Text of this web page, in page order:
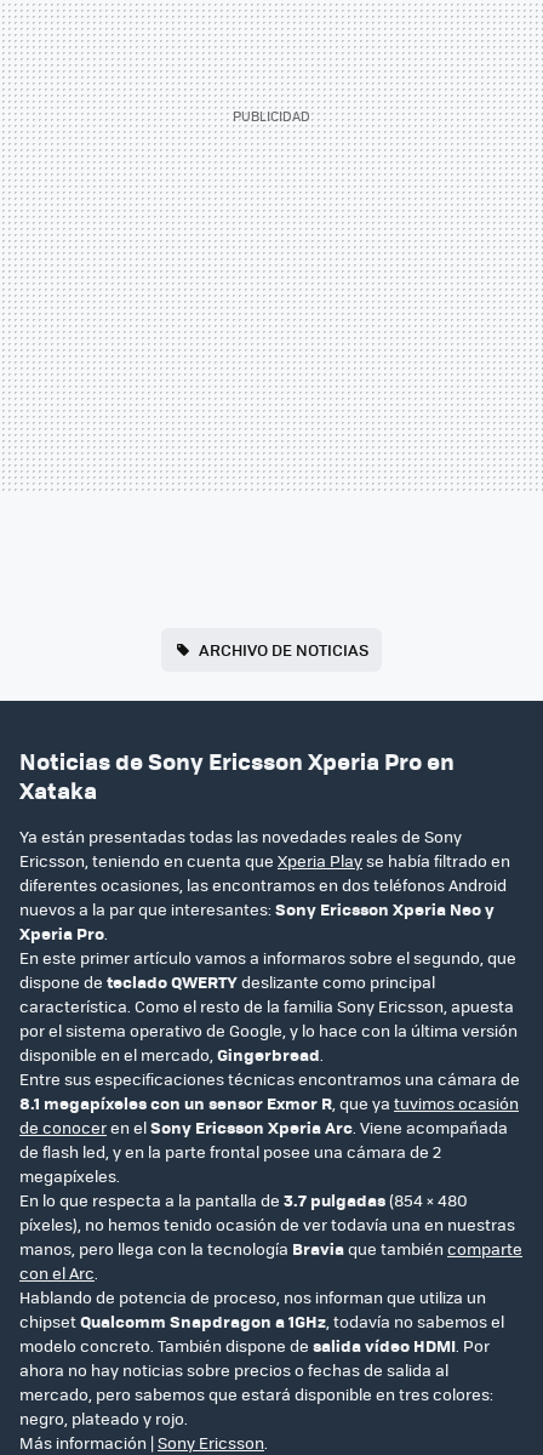
ARCHIVO DE NOTICIAS
Noticias de Sony Ericsson Xperia Pro en
Xataka
Ya están presentadas todas las novedades reales de Sony
Ericsson, teniendo en cuenta que Xperia Playse había filtrado en
diferentes ocasiones, las encontramos en dos teléfonos Android
nuevos a la par que interesantes: Sony Ericsson Xperia Neo y
Xperia Pro.
En este primer artículo vamos a informaros sobre el segundo, que
dispone de teclado QWERTYdeslizante como principal
característica. Como el resto de la familia Sony Ericsson, apuesta
por el sistema operativo de Google, y lo hace con la última versión
disponible en el mercado,Gingerbread.
Entre sus especificaciones técnicas encontramos una cámara de
8.1 megapíxeles con un sensor Exmor R, que ya tuvimos ocasión
de conoceren elSony Ericsson Xperia Arc. Viene acompañada
de flash led, y en la parte frontal posee una cámara de 2
megapíxeles.
En lo que respecta a la pantalla de 3.7 pulgadas(854 × 480
píxeles), no hemos tenido ocasión de ver todavía una en nuestras
manos, pero llega con la tecnología Braviaque también comparte
con el Arc.
Hablando de potencia de proceso, nos informan que utiliza un
chipsetQualcomm Snapdragon a 1GHz, todavía no sabemos el
modelo concreto. También dispone de salida vídeo HDMI. Por
ahora no hay noticias sobre precios o fechas de salida al
mercado, pero sabemos que estará disponible en tres colores:
negro, plateado y rojo.
Más información |Sony Ericsson.